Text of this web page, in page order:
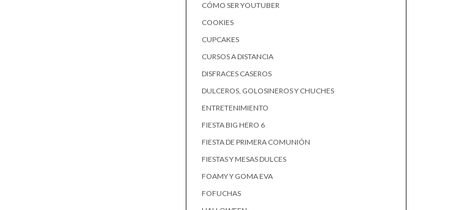
CÓMO SER YOUTUBER
COOKIES
CUPCAKES
CURSOS A DISTANCIA
DISFRACES CASEROS
DULCEROS, GOLOSINEROS Y CHUCHES
ENTRETENIMIENTO
FIESTA BIG HERO 6
FIESTA DE PRIMERA COMUNIÓN
FIESTAS Y MESAS DULCES
FOAMY Y GOMA EVA
FOFUCHAS